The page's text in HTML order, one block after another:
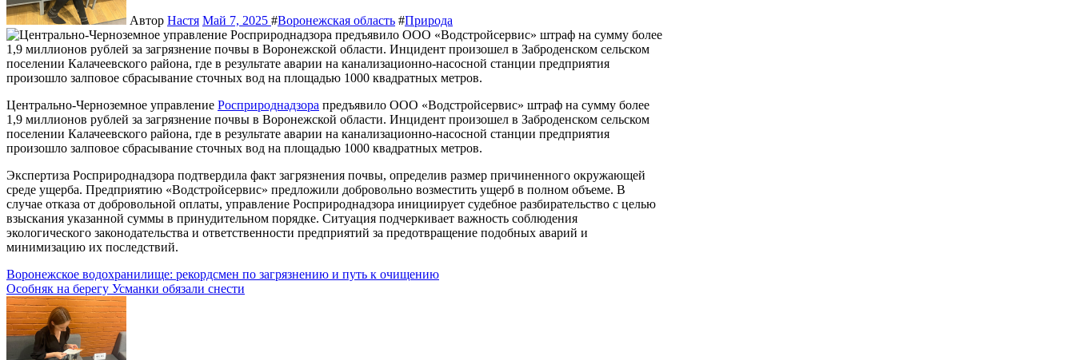
Автор Настя Май 7, 2025 #Воронежская область #Природа
Центрально-Черноземное управление Росприроднадзора предъявило ООО «Водстройсервис» штраф на сумму более
1,9 миллионов рублей за загрязнение почвы в Воронежской области. Инцидент произошел в Заброденском сельском
поселении Калачеевского района, где в результате аварии на канализационно-насосной станции предприятия
произошло залповое сбрасывание сточных вод на площадью 1000 квадратных метров.
Экспертиза Росприроднадзора подтвердила факт загрязнения почвы, определив размер причиненного окружающей
среде ущерба. Предприятию «Водстройсервис» предложили добровольно возместить ущерб в полном объеме. В
случае отказа от добровольной оплаты, управление Росприроднадзора инициирует судебное разбирательство с целью
взыскания указанной суммы в принудительном порядке. Ситуация подчеркивает важность соблюдения
экологического законодательства и ответственности предприятий за предотвращение подобных аварий и
минимизацию их последствий.
Навигация
по
записям
Воронежское водохранилище: рекордсмен по загрязнению и путь к очищению
Особняк на берегу Усманки обязали снести